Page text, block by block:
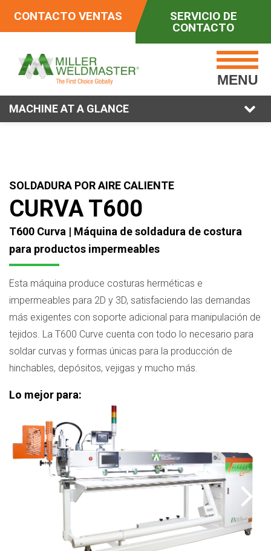
CONTACTO VENTAS
SERVICIO DE
CONTACTO
MENU
MACHINE AT A GLANCE
SOLDADURA POR AIRE CALIENTE
CURVA T600
T600 Curva | Máquina de soldadura de costura
para productos impermeables
Esta máquina produce costuras herméticas e
impermeables para 2D y 3D, satisfaciendo las demandas
más exigentes con soporte adicional para manipulación de
tejidos. La T600 Curve cuenta con todo lo necesario para
soldar curvas y formas únicas para la producción de
hinchables, depósitos, vejigas y mucho más.
Lo mejor para: